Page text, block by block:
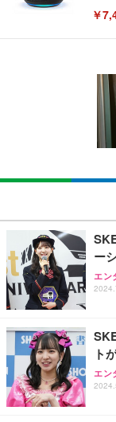
￥
い
キ
ン
(黒
￥
ュ
￥
ワ
能
務
ワ
能
イト
￥
￥
【
フッ
【
ー
ort/
回
￥
x2
￥
ネ
り
限
超
ー
エン
ト
エン